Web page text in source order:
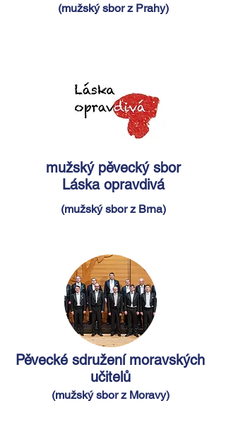
(mužský sbor z Prahy)
mužský pěvecký sbor
Láska opravdivá
(mužský sbor z Brna)
Pěvecké sdružení moravských
učitelů
(mužský sbor z Moravy)